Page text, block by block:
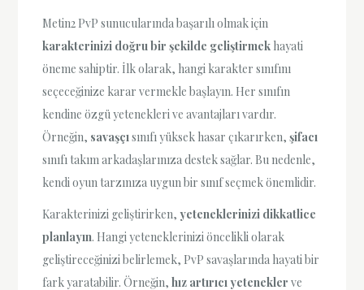
Metin2 PvP sunucularında başarılı olmak için
karakterinizi doğru bir şekilde geliştirmek hayati
öneme sahiptir. İlk olarak, hangi karakter sınıfını
seçeceğinize karar vermekle başlayın. Her sınıfın
kendine özgü yetenekleri ve avantajları vardır.
Örneğin, savaşçı sınıfı yüksek hasar çıkarırken,şifacı
sınıfı takım arkadaşlarınıza destek sağlar. Bu nedenle,
kendi oyun tarzınıza uygun bir sınıf seçmek önemlidir.
Karakterinizi geliştirirken,yeteneklerinizi dikkatlice
planlayın. Hangi yeteneklerinizi öncelikli olarak
geliştireceğinizi belirlemek, PvP savaşlarında hayati bir
fark yaratabilir. Örneğin,hız artırıcı yetenekler ve